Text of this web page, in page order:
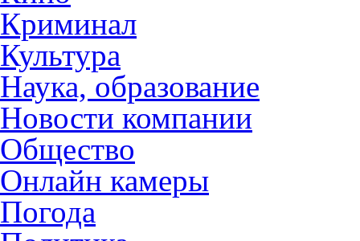
Криминал
Культура
Наука, образование
Новости компании
Общество
Онлайн камеры
Погода